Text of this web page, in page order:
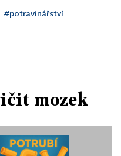
#potravinářství
mozek